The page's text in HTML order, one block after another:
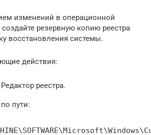
изменений в операционной
резервную копию реестра
восстановления системы.
действия:
реестра.
пути: